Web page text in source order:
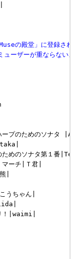
の殿堂」に登録され
ーザーが重ならない
ープのためのソナタ
ためのソナタ第１番
ーチ|Ｔ君|
|
うちゃん|
！|waimi|